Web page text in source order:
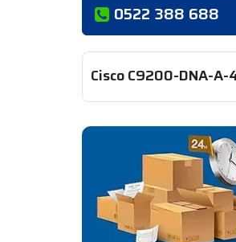
0522 388 688
Cisco C9200-DNA-